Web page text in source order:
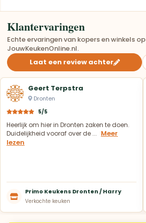
Klantervaringen
Echte ervaringen van kopers en winkels op
JouwKeukenOnline.nl.
Laat een review achter
Geert Terpstra
Dronten
5/5
Heerlijk om hier in Dronten zaken te doen.
Duidelijkheid vooraf over de ... Meer
lezen
Primo Keukens Dronten / Harry
Verkochte keuken